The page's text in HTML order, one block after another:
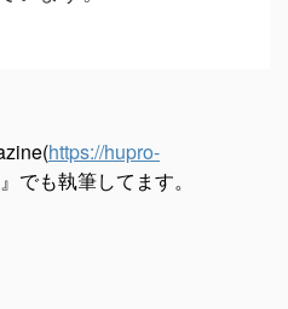
https://hupro-
でも執筆してます。